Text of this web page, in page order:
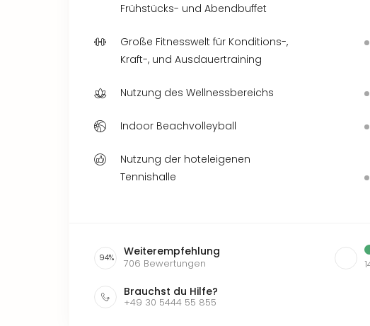
Frühstücks- und Abendbuffet
Große Fitnesswelt für Konditions-,
Kraft-, und Ausdauertraining
Nutzung des Wellnessbereichs
Indoor Beachvolleyball
Nutzung der hoteleigenen
Tennishalle
94% Weiterempfehlung
706 Bewertungen
Brauchst du Hilfe?
+49 30 5444 55 855